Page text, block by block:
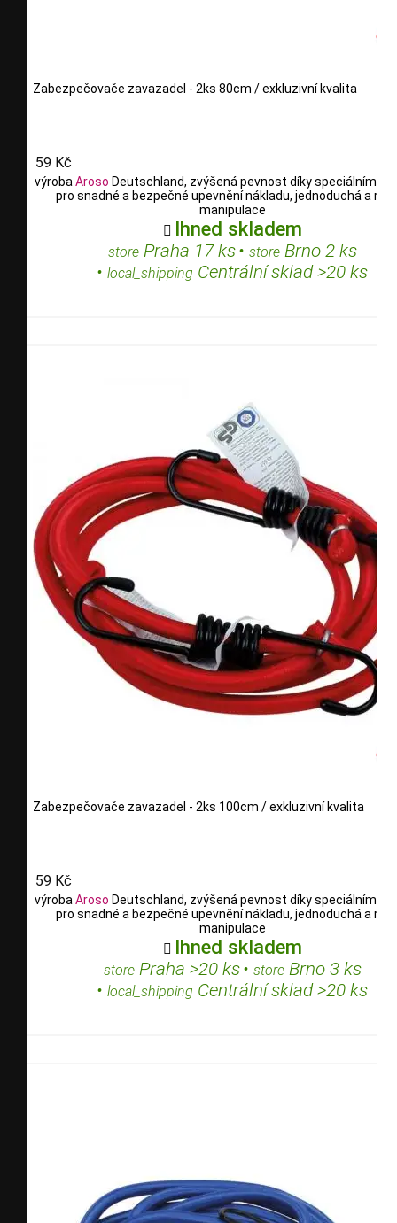
Zabezpečovače zavazadel - 2ks 80cm / exkluzivní kvalita
59 Kč
výroba Aroso Deutschland, zvýšená pevnost díky speciálním
pro snadné a bezpečné upevnění nákladu, jednoduchá a
manipulace
 Ihned skladem
storePraha 17 ks• storeBrno 2 ks
• local_shipping Centrální sklad >20 ks
Zabezpečovače zavazadel - 2ks 100cm / exkluzivní kvalita
59 Kč
výroba Aroso Deutschland, zvýšená pevnost díky speciálním
pro snadné a bezpečné upevnění nákladu, jednoduchá a
manipulace
 Ihned skladem
storePraha >20 ks• storeBrno 3 ks
• local_shipping Centrální sklad >20 ks